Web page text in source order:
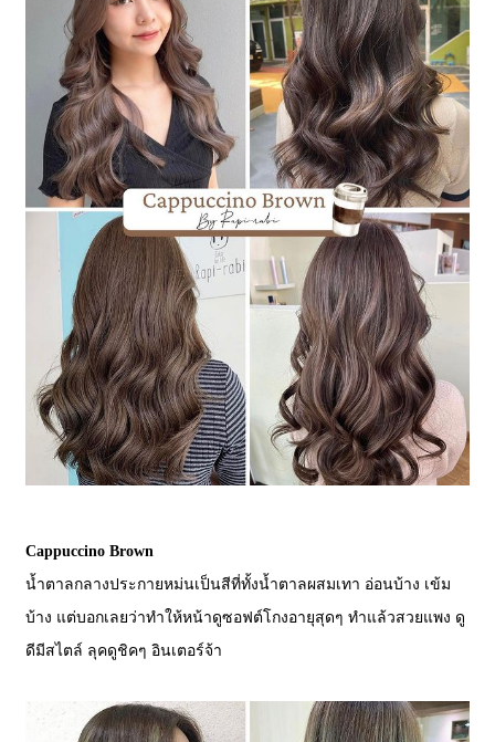
Cappuccino Brown
น้ำตาลกลางประกายหม่นเป็นสีที่ทั้งน้ำตาลผสมเทา อ่อนบ้าง เข้ม
บ้าง แต่บอกเลยว่าทำให้หน้าดูซอฟต์โกงอายุสุดๆ ทำแล้วสวยแพง ดู
ดีมีสไตล์ ลุคดูชิคๆ อินเตอร์จ้า